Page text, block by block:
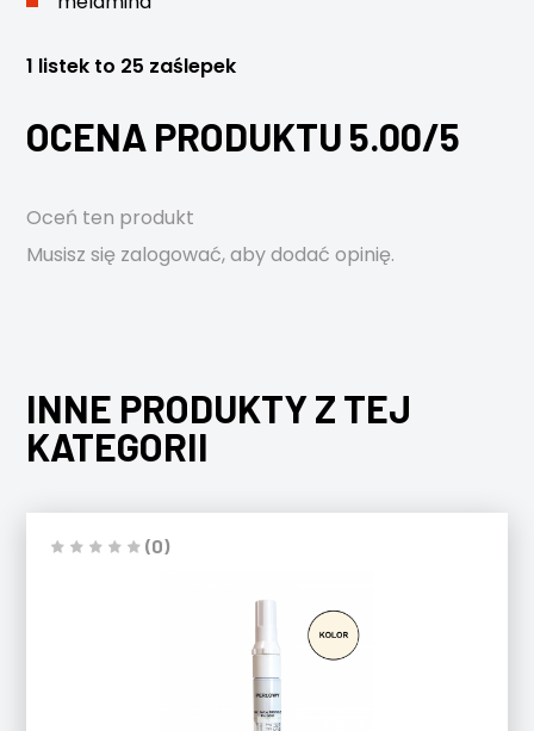
1 listek to 25 zaślepek
OCENA PRODUKTU 5.00/5
Oceń ten produkt
Musisz się zalogować, aby dodać opinię.
INNE PRODUKTY Z TEJ
KATEGORII
(0)